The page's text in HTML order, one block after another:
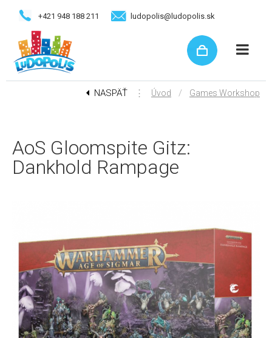
+421 948 188 211 ludopolis@ludopolis.sk
NASPÄŤ ⋮ Úvod / Games Workshop
AoS Gloomspite Gitz:
Dankhold Rampage